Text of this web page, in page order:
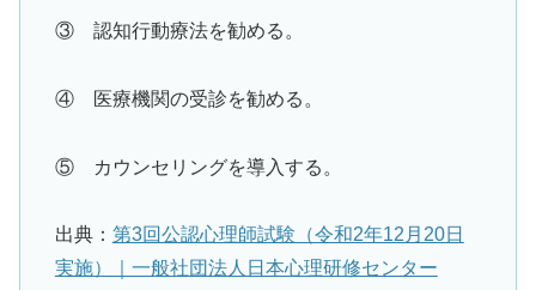
③ 認知行動療法を勧める。
④ 医療機関の受診を勧める。
⑤ カウンセリングを導入する。
出典： 第3回公認心理師試験（令和2年12月20日
実施）｜一般社団法人日本心理研修センター